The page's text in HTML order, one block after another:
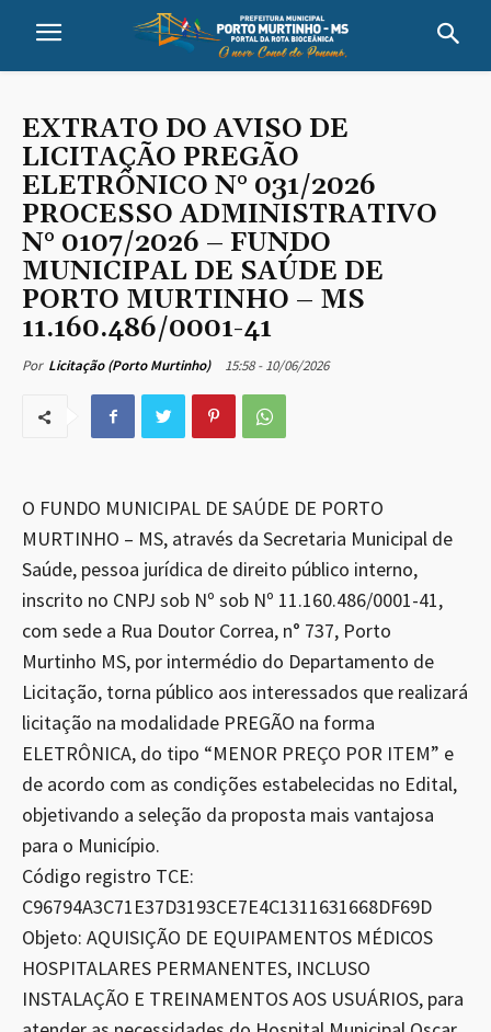
EXTRATO DO AVISO DE
LICITAÇÃO PREGÃO
ELETRÔNICO N° 031/2026
PROCESSO ADMINISTRATIVO
N° 0107/2026 – FUNDO
MUNICIPAL DE SAÚDE DE
PORTO MURTINHO – MS
11.160.486/0001-41
Por Licitação (Porto Murtinho) 15:58 - 10/06/2026
O FUNDO MUNICIPAL DE SAÚDE DE PORTO
MURTINHO – MS, através da Secretaria Municipal de
Saúde, pessoa jurídica de direito público interno,
inscrito no CNPJ sob Nº sob Nº 11.160.486/0001-41,
com sede a Rua Doutor Correa, n° 737, Porto
Murtinho MS, por intermédio do Departamento de
Licitação, torna público aos interessados que realizará
licitação na modalidade PREGÃO na forma
ELETRÔNICA, do tipo “MENOR PREÇO POR ITEM” e
de acordo com as condições estabelecidas no Edital,
objetivando a seleção da proposta mais vantajosa
para o Município.
Código registro TCE:
C96794A3C71E37D3193CE7E4C1311631668DF69D
Objeto: AQUISIÇÃO DE EQUIPAMENTOS MÉDICOS
HOSPITALARES PERMANENTES, INCLUSO
INSTALAÇÃO E TREINAMENTOS AOS USUÁRIOS, para